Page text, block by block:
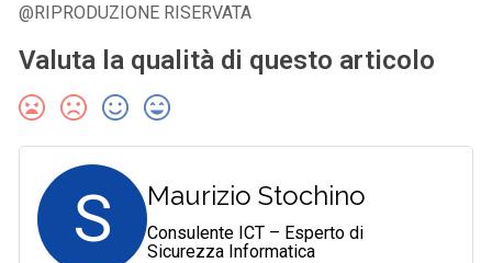
@RIPRODUZIONE RISERVATA
Valuta la qualità di questo articolo
S Maurizio Stochino
Consulente ICT – Esperto di
Sicurezza Informatica